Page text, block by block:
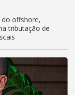
offshore,
tributação de